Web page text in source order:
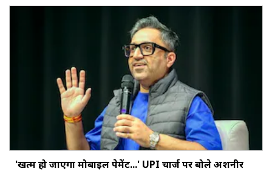
'खत्‍म हो जाएगा मोबाइल पेमेंट...' UPI चार्ज पर बोले अशनीर